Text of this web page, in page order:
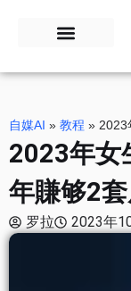
自媒AI » 教程 » 2023
2023年女
年賺够2
罗拉 2023年